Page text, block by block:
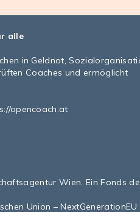
alle
in Geldnot,
Coaches und ermöglicht
opencoach.at
Wien. Ein Fonds
Union – NextGenerationEU